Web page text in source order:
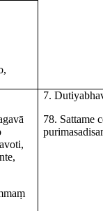
7.
78. Sattame